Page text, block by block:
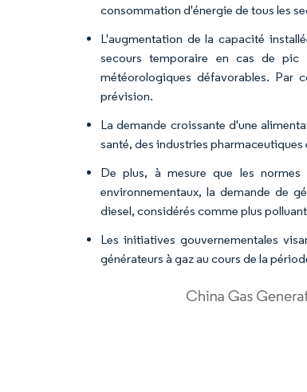
consommation d'énergie de tous les
L'augmentation de la capacité
secours temporaire en cas de pic
météorologiques défavorables. Par
prévision.
La demande croissante d'une
santé, des industries
De plus, à mesure que les normes
environnementaux, la demande de
diesel, considérés comme plus
Les initiatives gouvernementales
générateurs à gaz au cours de la